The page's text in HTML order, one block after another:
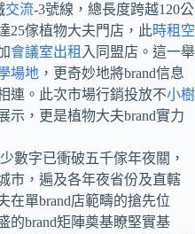
交流-3號線，總長度跨越120公
25傢植物大夫門店，此時租空
會議室出租 入同盟店。這一舉
場地 ，更奇妙地將brand信息
連。此次市場行銷投放不小樹
示，更是植物大夫brand實力
數字已衝破五千傢年夜關，
市，遍及各年夜省份及直轄
在單brand店範疇的搶先位
的brand矩陣奠基瞭堅實基